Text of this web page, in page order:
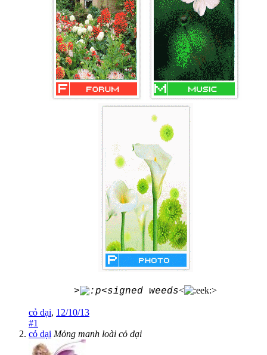
> <signed weeds< >
cỏ dại, 12/10/13
#1
cỏ dại Mỏng manh loài cỏ dại